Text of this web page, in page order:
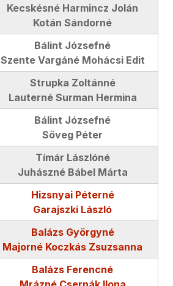
Kecskésné Harmincz Jolán
Kotán Sándorné
Bálint Józsefné
Szente Vargáné Mohácsi Edit
Strupka Zoltánné
Lauterné Surman Hermina
Bálint Józsefné
Söveg Péter
Tímár Lászlóné
Juhászné Bábel Márta
Hizsnyai Péterné
Garajszki László
Balázs Györgyné
Majorné Koczkás Zsuzsanna
Balázs Ferencné